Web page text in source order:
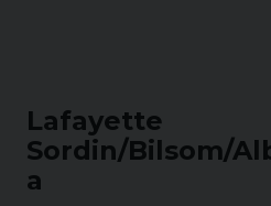
Lafayette
Sordin/Bilsom/
a